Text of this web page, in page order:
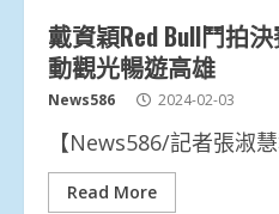
戴資穎Red Bull鬥拍
動觀光暢遊高雄
News586 2024-02-03
【News586/記者張淑
Read More